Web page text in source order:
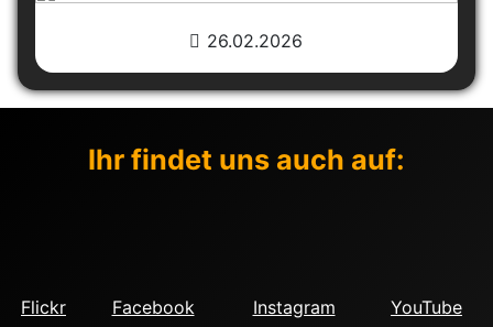
26.02.2026
Ihr findet uns auch auf:
Flickr Facebook Instagram YouTube